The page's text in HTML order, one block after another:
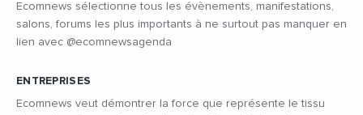
Ecomnews sélectionne tous les évènements, manifestations,
salons, forums les plus importants à ne surtout pas manquer en
lien avec @ecomnewsagenda
ENTREPRISES
Ecomnews veut démontrer la force que représente le tissu